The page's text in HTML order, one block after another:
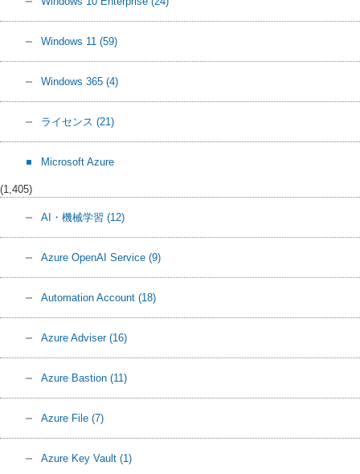
Windows 11 (59)
Windows 365 (4)
ライセンス (21)
Microsoft Azure
(1,405)
AI・機械学習 (12)
Azure OpenAI Service (9)
Automation Account (18)
Azure Adviser (16)
Azure Bastion (11)
Azure File (7)
Azure Key Vault (1)